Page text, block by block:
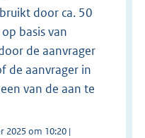
door ca. 50
basis van
de aanvrager
de aanvrager in
van de aan te
2025 om 10:20 |